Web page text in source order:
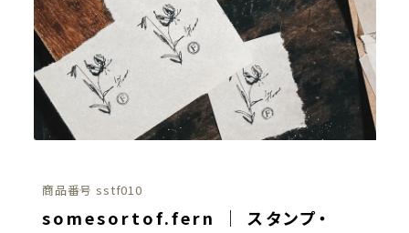
商品番号 sstf010
somesortof.fern ｜ スタンプ・